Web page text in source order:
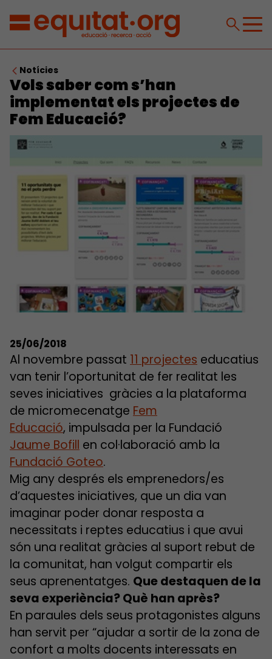
Notícies
Vols saber com s’han
implementat els projectes de
Fem Educació?
25/06/2018
Al novembre passat 11 projectes educatius
van tenir l’oportunitat de fer realitat les
seves iniciatives gràcies a la plataforma
de micromecenatge Fem
Educació, impulsada per la Fundació
Jaume Bofill en col·laboració amb la
Fundació Goteo.
Mig any després els emprenedors/es
d’aquestes iniciatives, que un dia van
imaginar poder donar resposta a
necessitats i reptes educatius i que avui
són una realitat gràcies al suport rebut de
la comunitat, han volgut compartir els
seus aprenentatges. Que destaquen de la
seva experiència? Què han après?
En paraules dels seus protagonistes alguns
han servit per “ajudar a sortir de la zona de
confort a molts docents interessats en